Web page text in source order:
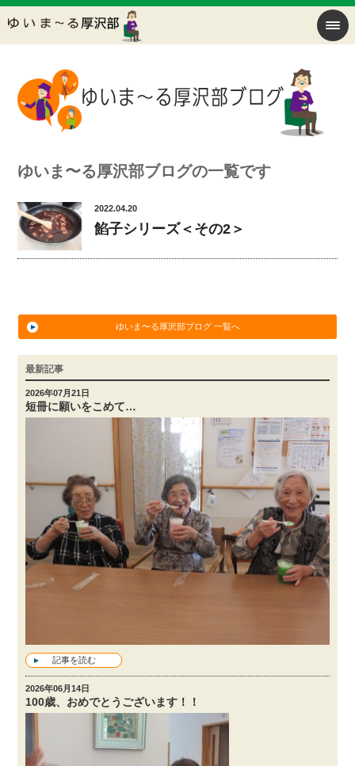
ゆいま〜る厚沢部ブログの一覧です
2022.04.20
餡子シリーズ＜その2＞
ゆいま〜る厚沢部ブログ 一覧へ
最新記事
2026年07月21日
短冊に願いをこめて…
記事を読む
2026年06月14日
100歳、おめでとうございます！！